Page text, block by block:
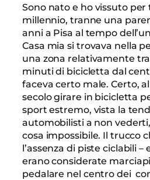
Sono nato e ho vissuto
millennio, tranne una
anni a Pisa al tempo
Casa mia si trovava nella
una zona relativamente
minuti di bicicletta dal
faceva certo male. Certo,
secolo girare in bicicletta
sport estremo, vista la
automobilisti a non
cosa impossibile. Il trucco
l’assenza di piste ciclabili –
erano considerate
pedalare nel centro dei